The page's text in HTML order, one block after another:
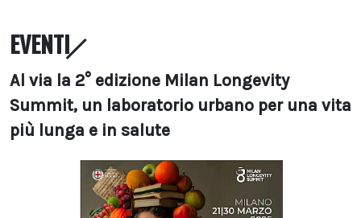
EVENTI
Al via la 2° edizione Milan Longevity
Summit, un laboratorio urbano per una vita
più lunga e in salute